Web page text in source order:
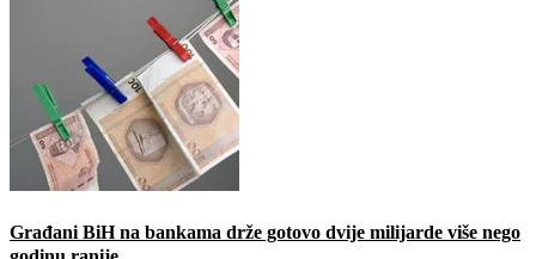
Građani BiH na bankama drže gotovo dvije milijarde više nego